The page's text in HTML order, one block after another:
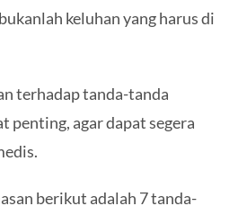
keluhan yang harus di
terhadap tanda-tanda
penting, agar dapat segera
berikut adalah 7 tanda-